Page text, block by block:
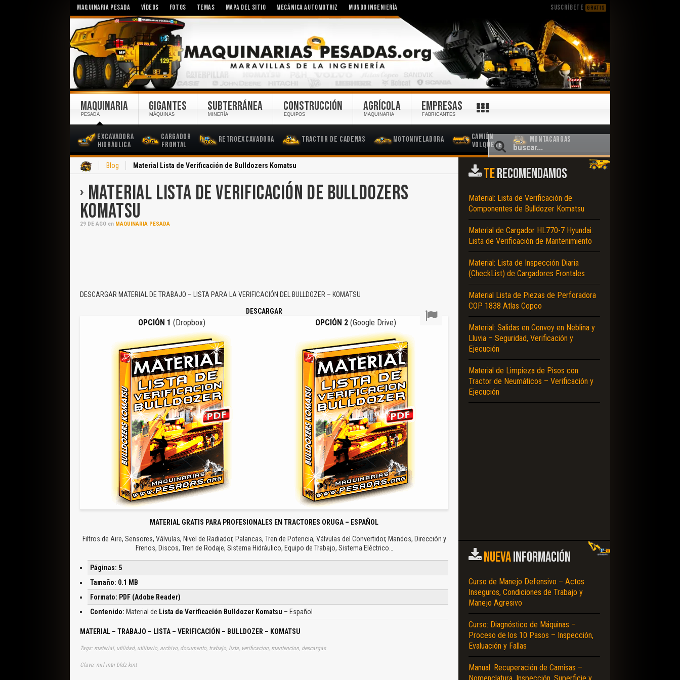
MAQUINARIA PESADA VÍDEOS FOTOS TEMAS MAPA DEL SITIO MECÁNICA AUTOMOTRIZ MUNDO INGENIERÍA SUSCRÍBETE GRATIS
MAQUINARIA
PESADA
Excavadora
Hidráulica
Cargador
Frontal
Retroexcavadora Tractor de Cadenas Motoniveladora
Camión
Volquete
Montacargas
GIGANTES
MÁQUINAS
SUBTERRÁNEA
MINERÍA
CONSTRUCCIÓN
EQUIPOS
AGRÍCOLA
MAQUINARIA
EMPRESAS
FABRICANTES
Blog Material Lista de Verificación de Bulldozers Komatsu
MATERIAL LISTA DE VERIFICACIÓN DE BULLDOZERS
KOMATSU
29 DE AGO en MAQUINARIA PESADA
DESCARGAR MATERIAL DE TRABAJO – LISTA PARA LA VERIFICACIÓN DEL BULLDOZER – KOMATSU
DESCARGAR
OPCIÓN 1 (Dropbox) OPCIÓN 2 (Google Drive)
MATERIAL GRATIS PARA PROFESIONALES EN TRACTORES ORUGA – ESPAÑOL
Filtros de Aire, Sensores, Válvulas, Nivel de Radiador, Palancas, Tren de Potencia, Válvulas del Convertidor, Mandos, Dirección y
Frenos, Discos, Tren de Rodaje, Sistema Hidráulico, Equipo de Trabajo, Sistema Eléctrico…
Páginas: 5
Tamaño: 0.1 MB
Formato: PDF (Adobe Reader)
Contenido: Material de Lista de Verificación Bulldozer Komatsu – Español
MATERIAL – TRABAJO – LISTA – VERIFICACIÓN – BULLDOZER – KOMATSU
Tags: material, utilidad, utilitario, archivo, documento, trabajo, lista, verificacion, mantencion, descargas
Clave: mrl mtn bldz kmt
TERECOMENDAMOS
Material: Lista de Verificación de
Componentes de Bulldozer Komatsu
Material de Cargador HL770-7 Hyundai:
Lista de Verificación de Mantenimiento
Material: Lista de Inspección Diaria
(CheckList) de Cargadores Frontales
Material Lista de Piezas de Perforadora
COP 1838 Atlas Copco
Material: Salidas en Convoy en Neblina y
Lluvia – Seguridad, Verificación y
Ejecución
Material de Limpieza de Pisos con
Tractor de Neumáticos – Verificación y
Ejecución
NUEVAINFORMACIÓN
Curso de Manejo Defensivo – Actos
Inseguros, Condiciones de Trabajo y
Manejo Agresivo
Curso: Diagnóstico de Máquinas –
Proceso de los 10 Pasos – Inspección,
Evaluación y Fallas
Manual: Recuperación de Camisas –